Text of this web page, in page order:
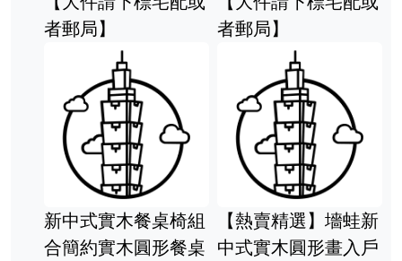
者郵局】
者郵局】
新中式實木餐桌椅組
合簡約實木圓形餐桌
【熱賣精選】墻蛙新
中式實木圓形畫入戶